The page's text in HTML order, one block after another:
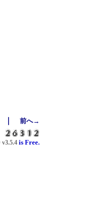
前へ→
v3.5.4 is Free.